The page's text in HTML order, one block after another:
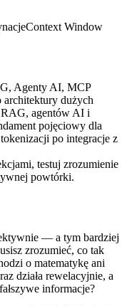
Context Window
Agenty AI, MCP
architektury dużych
agentów AI i
pojęciowy dla
po integracje z
testuj zrozumienie
powtórki.
— a tym bardziej
zrozumieć, co tak
o matematykę ani
działa rewelacyjnie, a
informacje?